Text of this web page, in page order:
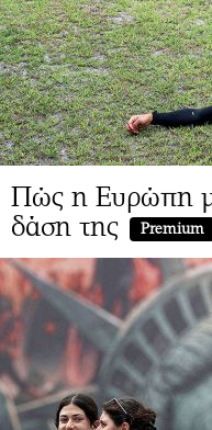
Πώς η Ευρώπη
δάση της
Premium